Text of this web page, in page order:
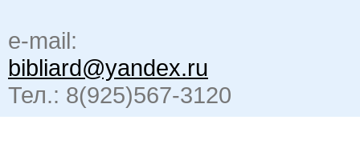
e-mail:
bibliard@yandex.ru
Тел.: 8(925)567-3120